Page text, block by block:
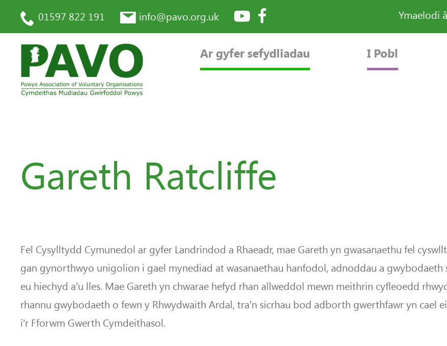
01597 822 191 info@pavo.org.uk Ymaelodi
Ar gyfer sefydliadau I Pobl
Gareth Ratcliffe
Fel Cysylltydd Cymunedol ar gyfer Landrindod a Rhaeadr, mae Gareth yn gwasanaethu fel
gan gynorthwyo unigolion i gael mynediad at wasanaethau hanfodol, adnoddau a gwybodaeth
eu hiechyd a’u lles. Mae Gareth yn chwarae hefyd rhan allweddol mewn meithrin cyfleoedd
rhannu gwybodaeth o fewn y Rhwydwaith Ardal, tra’n sicrhau bod adborth gwerthfawr yn cael
i’r Fforwm Gwerth Cymdeithasol.